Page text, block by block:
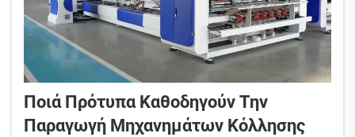
Ποιά Πρότυπα Καθοδηγούν Την
Παραγωγή Μηχανημάτων Κόλλησης